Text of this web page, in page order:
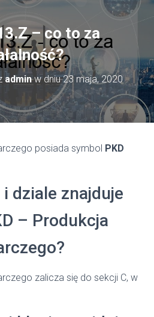
– co to za
adminw dniu23 maja, 2020
posiada symbol PKD
dziale znajduje
– Produkcja
zalicza się do sekcji C, w